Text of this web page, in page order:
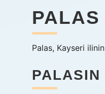
Palas, Kayseri
PALASIN